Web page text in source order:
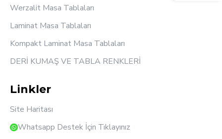
Werzalit Masa Tablaları
Laminat Masa Tablaları
Kompakt Laminat Masa Tablaları
DERİ KUMAŞ VE TABLA RENKLERİ
Linkler
Site Haritası
Whatsapp Destek İçin Tıklayınız